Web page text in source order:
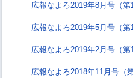
広報なよろ2019年8月号（第
広報なよろ2019年5月号（第
広報なよろ2019年2月号（第
広報なよろ2018年11月号（